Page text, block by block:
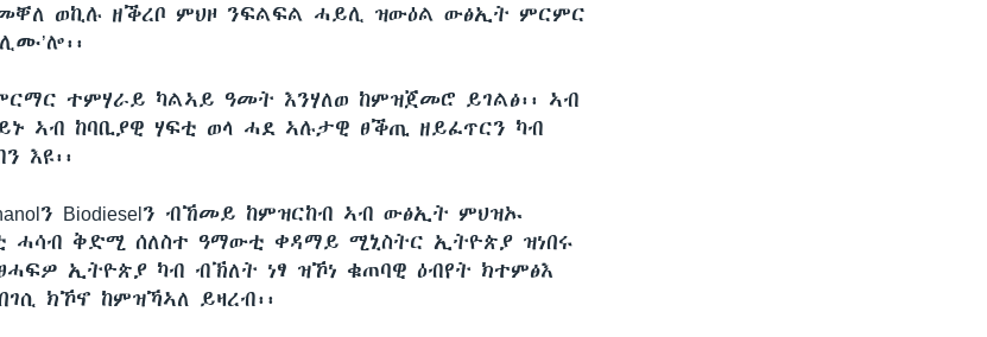
ወኪሉ ዘቕረቦ ምህዞ ንፍልፍል ሓይሊ ዝውዕል ውፅኢት ምርምር
ተምሃራይ ካልኣይ ዓመት እንሃለወ ከምዝጀመሮ ይገልፅ፡፡ ኣብ
ኣብ ከባቢያዊ ሃፍቲ ወላ ሓደ ኣሉታዊ ፀቕጢ ዘይፈጥርን ካብ
እዩ፡፡
Biodieselን ብኸመይ ከምዝርከብ ኣብ ውፅኢት ምህዝኡ
ሓሳብ ቅድሚ ሰለስተ ዓማውቲ ቀዳማይ ሚኒስትር ኢትዮጵያ ዝነበሩ
ኢትዮጵያ ካብ ብኽለት ነፃ ዝኾነ ቁጠባዊ ዕብየት ክተምፅእ
ክኾኖ ከምዝኻኣለ ይዛረብ፡፡